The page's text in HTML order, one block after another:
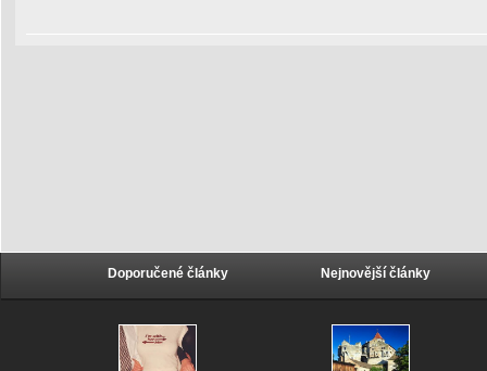
Doporučené články Nejnovější články